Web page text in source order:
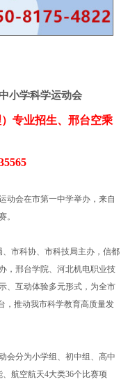
小学科学运动会
专业招生、邢台空乘
动会在市第一中学举办，来自
。
、市科协、市科技局主办，信都
，邢台学院、河北机电职业技
、互动体验多元形式，为全市
，推动我市科学教育高质量发
会分为小学组、初中组、高中
航空航天4大类36个比赛项